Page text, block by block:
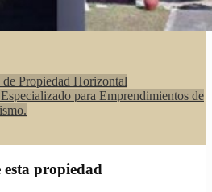
Propiedad Horizontal
para Emprendimientos de
propiedad